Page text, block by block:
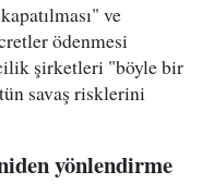
ve
ödenmesi
şirketleri "böyle bir
savaş risklerini
yönlendirme